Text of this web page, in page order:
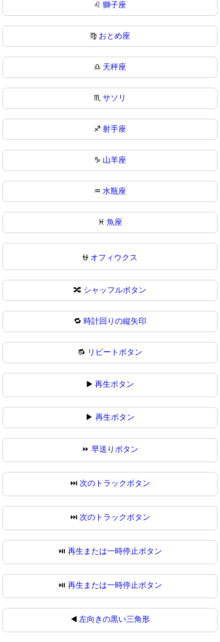
♌ 獅子座
♍ おとめ座
♎ 天秤座
♏ サソリ
♐ 射手座
♑ 山羊座
♒ 水瓶座
♓ 魚座
⛎ オフィウクス
🔀 シャッフルボタン
🔁 時計回りの縦矢印
🔂 リピートボタン
▶️ 再生ボタン
▶ 再生ボタン
⏩ 早送りボタン
⏭️ 次のトラックボタン
⏭ 次のトラックボタン
⏯️ 再生または一時停止ボタン
⏯ 再生または一時停止ボタン
◀️ 左向きの黒い三角形